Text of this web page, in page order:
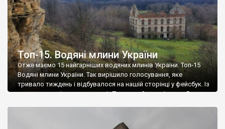
Топ-15. Водяні млини України
Отже маємо 15 найгарніших водяних млинів України. Топ-15
Водяні млини України. Так вирішило голосування, яке
тривало тиждень і відбувалося на нашій сторінці у фейсбук. Із
величезним відривом переміг Погорений млин із села Вила,